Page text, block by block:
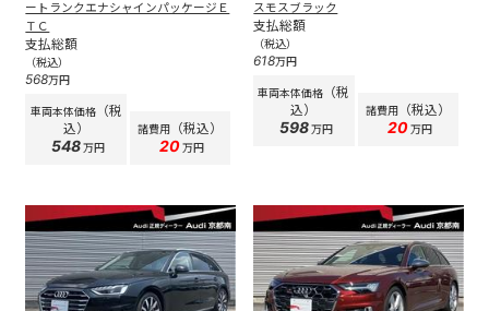
ートランクエナシャインパッケージＥ
ＴＣ
支払総額
（税込）
568万円
車両本体価格（税
込）
548万円
諸費用（税込）
20万円
スモスブラック
支払総額
（税込）
618万円
車両本体価格
（税
込）
598万円
諸費用（税込）
20万円